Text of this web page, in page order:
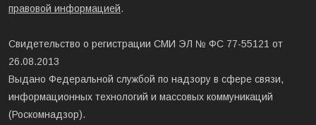
правовой информацией.
Свидетельство о регистрации СМИ ЭЛ № ФС 77-55121 от
26.08.2013
Выдано Федеральной службой по надзору в сфере связи,
информационных технологий и массовых коммуникаций
(Роскомнадзор).